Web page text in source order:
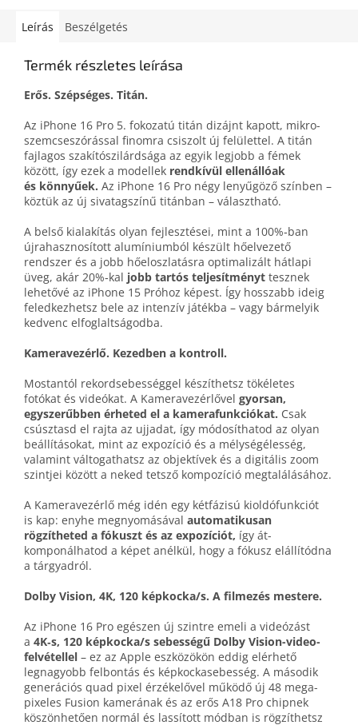
Leírás Beszélgetés
Termék részletes leírása
Erős. Szépséges. Titán.
Az iPhone 16 Pro 5. fokozatú titán dizájnt kapott, mikro­
szemcse­szórással finomra csiszolt új felülettel. A titán
fajlagos szakító­szilárdsága az egyik legjobb a fémek
között, így ezek a modellek rendkívül ellenállóak
és könnyűek. Az iPhone 16 Pro négy lenyűgöző színben –
köztük az új sivatag­színű titánban – választható.
A belső kialakítás olyan fejlesztései, mint a 100%‑ban
újra­hasznosított alumíniumból készült hő­elvezető
rendszer és a jobb hő­eloszlatásra optimalizált hátlapi
üveg, akár 20%‑kal jobb tartós teljesítményt tesznek
lehetővé az iPhone 15 Próhoz képest. Így hosszabb ideig
feledkezhetsz bele az intenzív játékba – vagy bármelyik
kedvenc elfoglaltságodba.
Kameravezérlő. Kezedben a kontroll.
Mostantól rekord­sebességgel készíthetsz tökéletes
fotókat és videókat. A Kamera­vezérlővel gyorsan,
egyszerűbben érheted el a kamera­funkciókat. Csak
csúsztasd el rajta az ujjadat, így módosíthatod az olyan
beállításokat, mint az expozíció és a mélység­élesség,
valamint váltogat­hatsz az objektívek és a digitális zoom
szintjei között a neked tetsző kompozíció megtalálásához.
A Kamera­vezérlő még idén egy kétfázisú kioldó­funkciót
is kap: enyhe meg­nyomásával automatikusan
rögzítheted a fókuszt és az expozíciót, így át­
komponálhatod a képet anélkül, hogy a fókusz elállítódna
a tárgyadról.
Dolby Vision, 4K, 120 képkocka/s. A filmezés mestere.
Az iPhone 16 Pro egészen új szintre emeli a videózást
a 4K‑s, 120 képkocka/s sebességű Dolby Vision-video­
felvétellel – ez az Apple eszközökön eddig elérhető
legnagyobb felbontás és képkocka­sebesség. A második
generációs quad pixel érzékelővel működő új 48 mega­
pixeles Fusion kamerának és az erős A18 Pro chipnek
köszönhetően normál és lassított módban is rögzíthetsz